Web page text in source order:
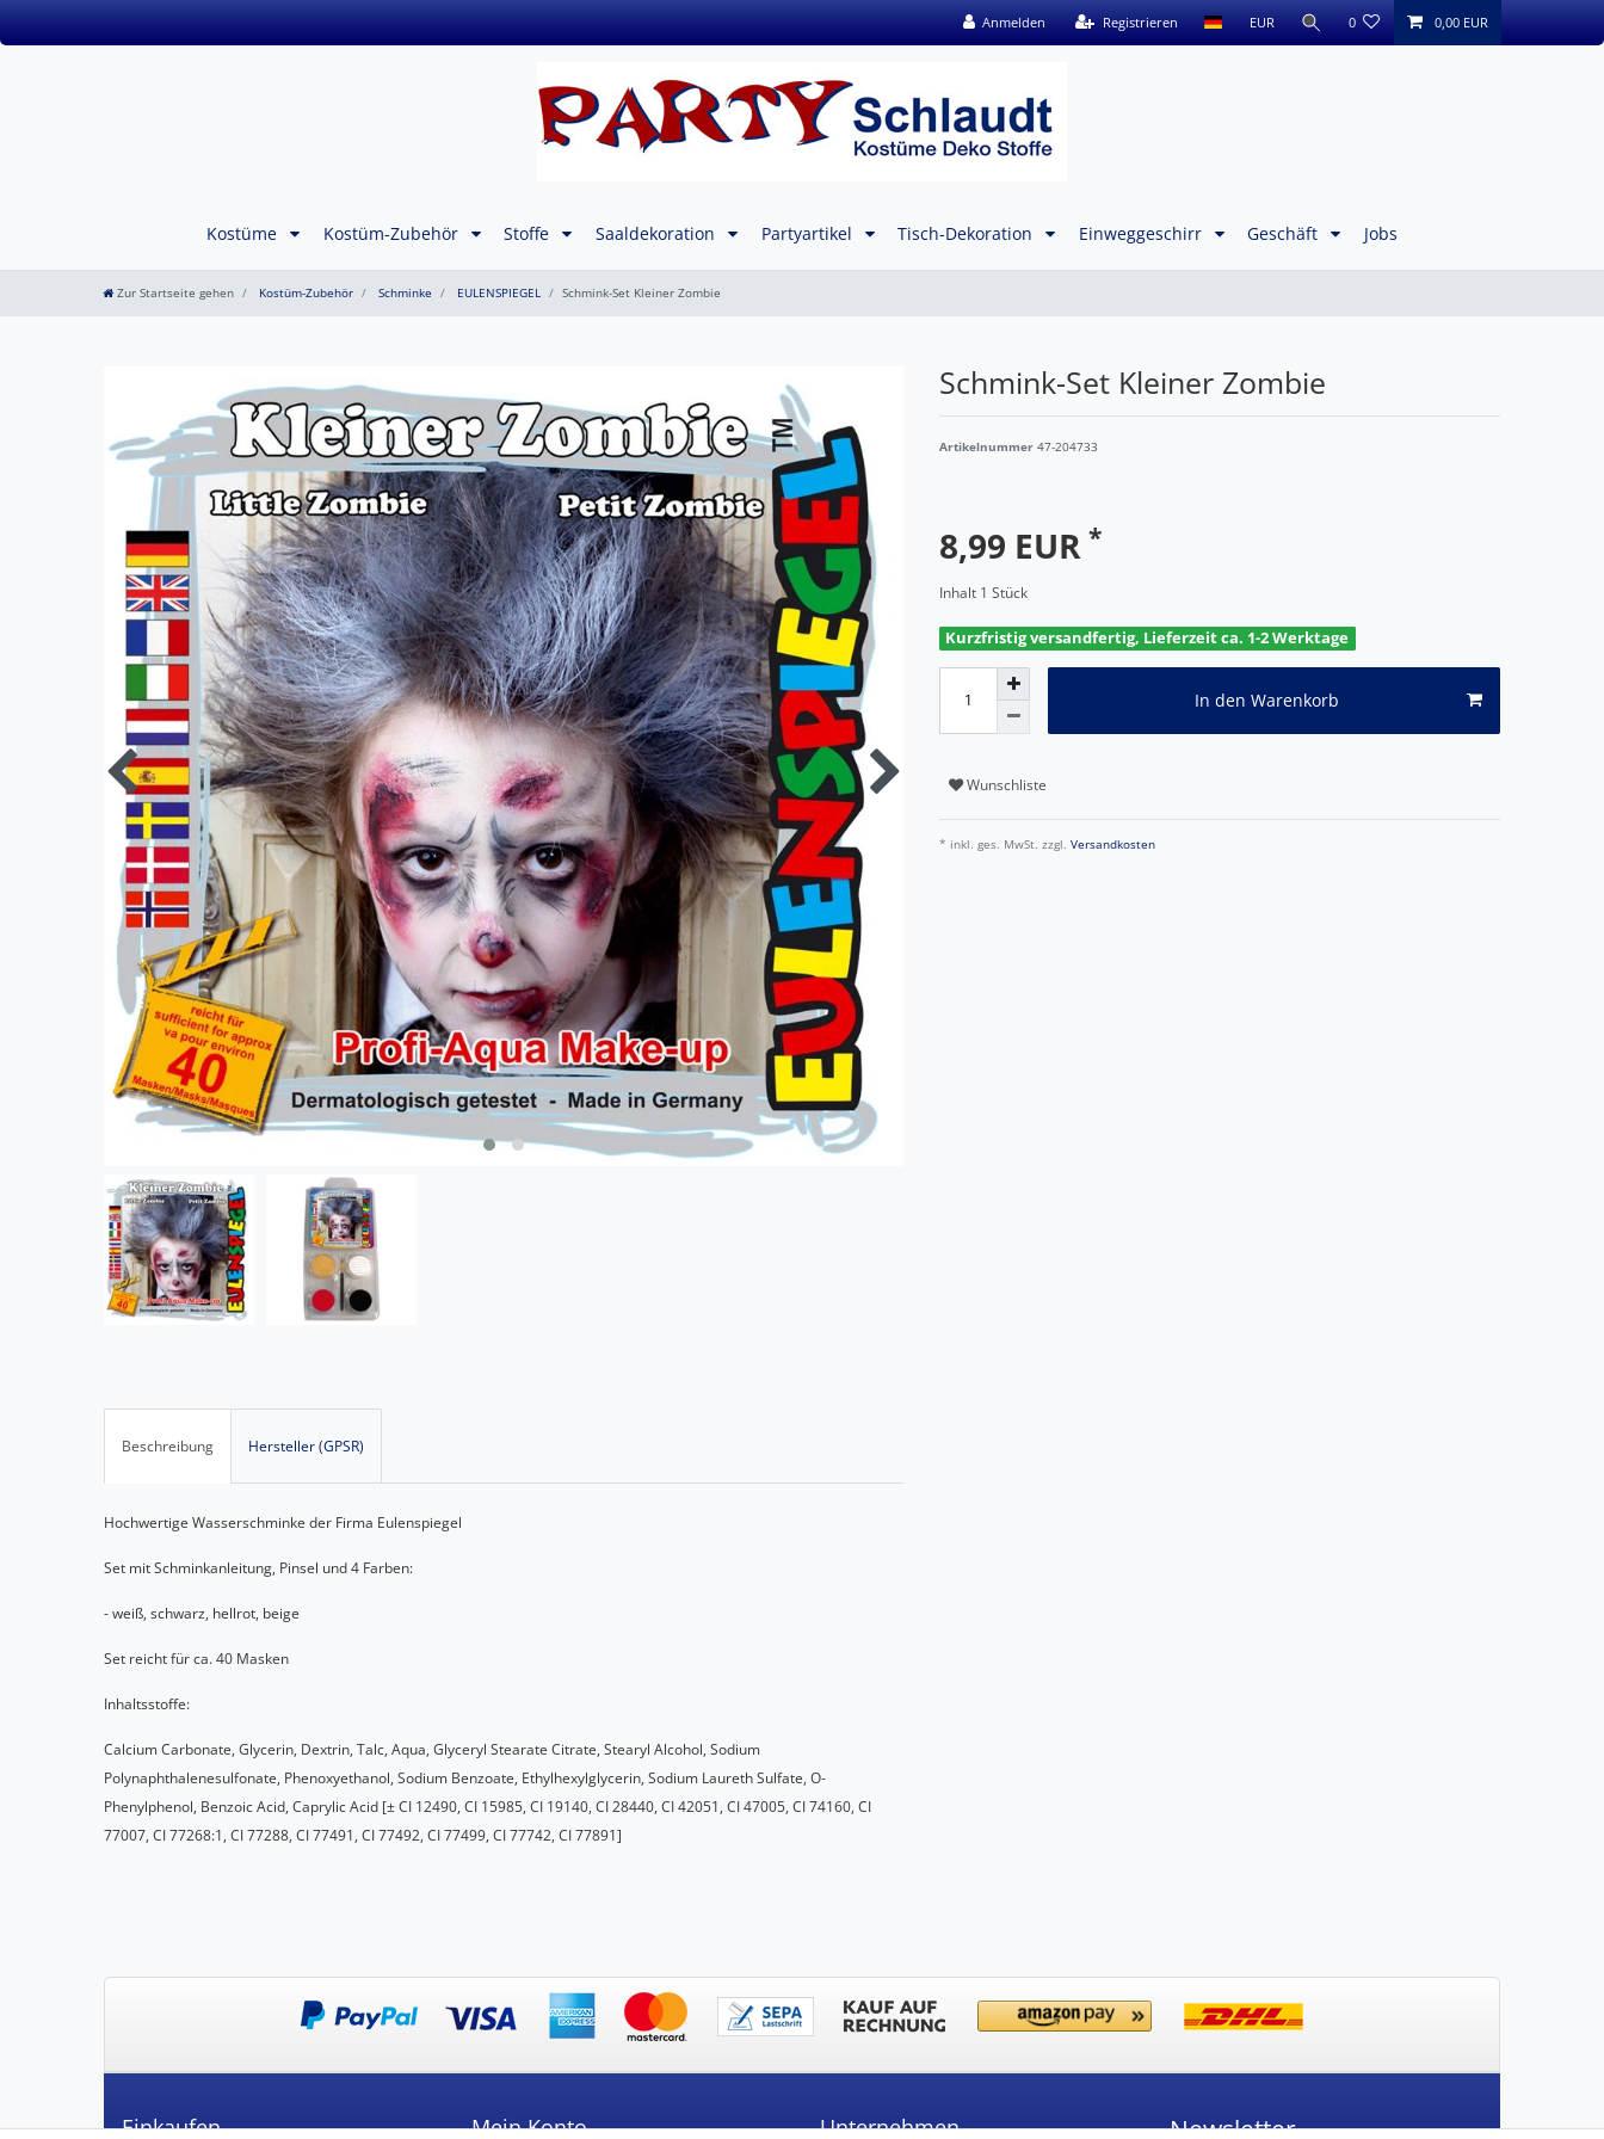
Anmelden Registrieren EUR 0 0,00 EUR
Kostüme Kostüm-Zubehör Stoffe Saaldekoration Partyartikel Tisch-Dekoration Einweggeschirr Geschäft Jobs
Zur Startseite gehen Kostüm-Zubehör Schminke EULENSPIEGEL Schmink-Set Kleiner Zombie
Schmink-Set Kleiner Zombie
Artikelnummer 47-204733
8,99 EUR *
Inhalt 1 Stück
Kurzfristig versandfertig, Lieferzeit ca. 1-2 Werktage
In den Warenkorb
Wunschliste
* inkl. ges. MwSt. zzgl. Versandkosten
Beschreibung Hersteller (GPSR)
Hochwertige Wasserschminke der Firma Eulenspiegel
Set mit Schminkanleitung, Pinsel und 4 Farben:
- weiß, schwarz, hellrot, beige
Set reicht für ca. 40 Masken
Inhaltsstoffe:
Calcium Carbonate, Glycerin, Dextrin, Talc, Aqua, Glyceryl Stearate Citrate, Stearyl Alcohol, Sodium
Polynaphthalenesulfonate, Phenoxyethanol, Sodium Benzoate, Ethylhexylglycerin, Sodium Laureth Sulfate, O-
Phenylphenol, Benzoic Acid, Caprylic Acid [± CI 12490, CI 15985, CI 19140, CI 28440, CI 42051, CI 47005, CI 74160, CI
77007, CI 77268:1, CI 77288, CI 77491, CI 77492, CI 77499, CI 77742, CI 77891]
Einkaufen Mein Konto Unternehmen Newsletter